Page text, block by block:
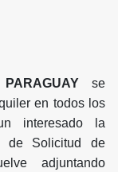
se
en todos los
interesado la
de Solicitud de
adjuntando